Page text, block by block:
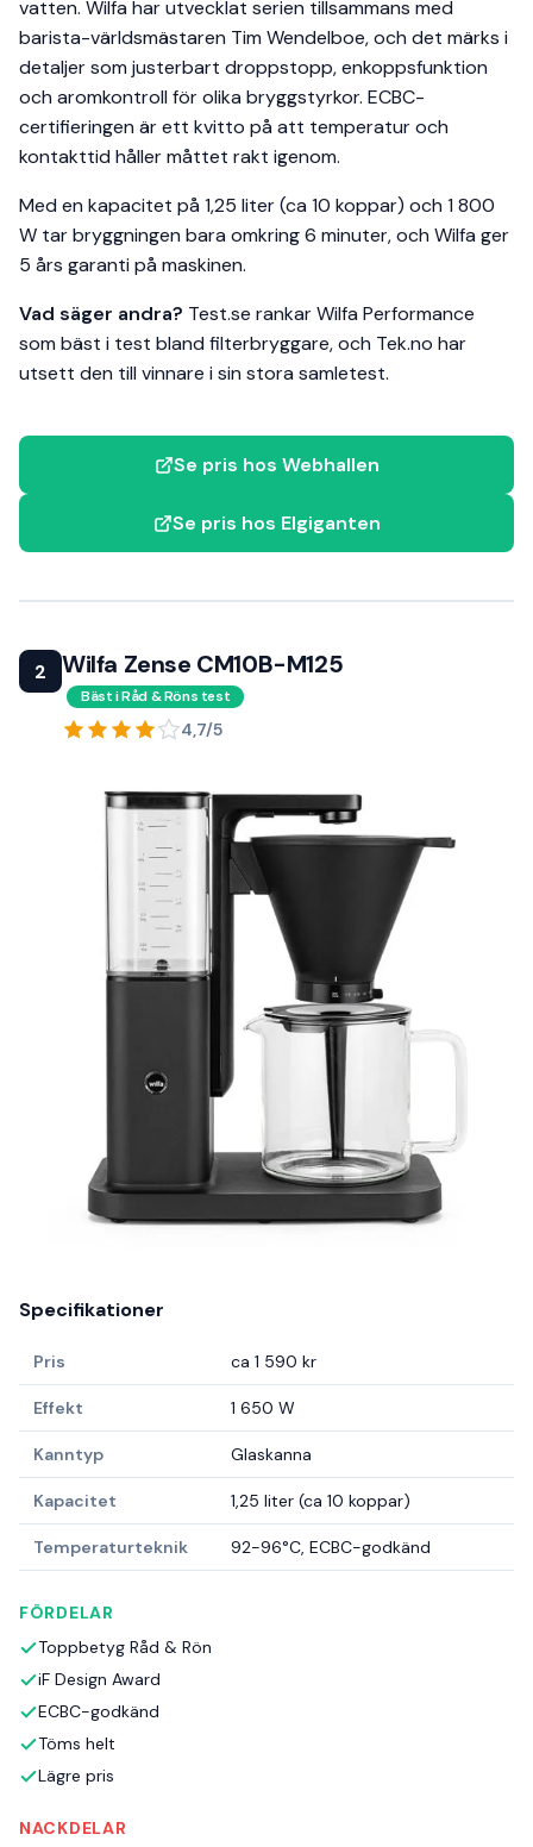
vatten. Wilfa har utvecklat serien tillsammans med
barista-världsmästaren Tim Wendelboe, och det märks i
detaljer som justerbart droppstopp, enkoppsfunktion
och aromkontroll för olika bryggstyrkor. ECBC-
certifieringen är ett kvitto på att temperatur och
kontakttid håller måttet rakt igenom.
Med en kapacitet på 1,25 liter (ca 10 koppar) och 1 800
W tar bryggningen bara omkring 6 minuter, och Wilfa ger
5 års garanti på maskinen.
Vad säger andra? Test.se rankar Wilfa Performance
som bäst i test bland filterbryggare, och Tek.no har
utsett den till vinnare i sin stora samletest.
Se pris hos Webhallen
Se pris hos Elgiganten
2 Wilfa Zense CM10B-M125
Bäst i Råd & Röns test
4,7/5
Specifikationer
Pris ca 1 590 kr
Effekt 1 650 W
Kanntyp Glaskanna
Kapacitet 1,25 liter (ca 10 koppar)
Temperaturteknik 92-96°C, ECBC-godkänd
FÖRDELAR
Toppbetyg Råd & Rön
iF Design Award
ECBC-godkänd
Töms helt
Lägre pris
NACKDELAR